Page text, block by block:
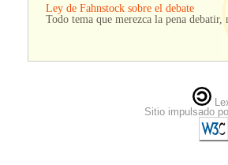
Ley de Fahnstock sobre el debate
Todo tema que merezca la pena
Sitio impulsado